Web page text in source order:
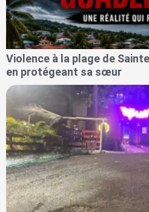
Violence à la plage de
en protégeant sa sœur